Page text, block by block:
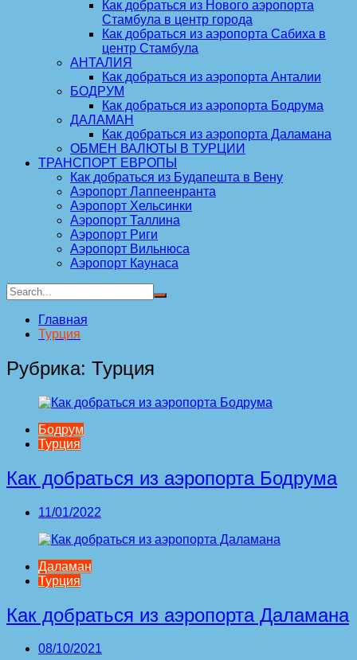
Как добраться из Нового аэропорта
Стамбула в центр города
Как добраться из аэропорта Сабиха в
центр Стамбула
АНТАЛИЯ
Как добраться из аэропорта Анталии
БОДРУМ
Как добраться из аэропорта Бодрума
ДАЛАМАН
Как добраться из аэропорта Даламана
ОБМЕН ВАЛЮТЫ В ТУРЦИИ
ТРАНСПОРТ ЕВРОПЫ
Как добраться из Будапешта в Вену
Аэропорт Лаппеенранта
Аэропорт Хельсинки
Аэропорт Таллина
Аэропорт Риги
Аэропорт Вильнюса
Аэропорт Каунаса
Главная
Турция
Рубрика: Турция
Бодрум
Турция
Как добраться из аэропорта Бодрума
11/01/2022
Даламан
Турция
Как добраться из аэропорта Даламана
08/10/2021